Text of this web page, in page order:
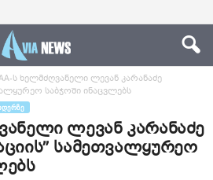
ს ხელმძღვანელი ლევან კარანაძე
საბჭოში ინაცვლებს
ლევან კარანაძე
სამეთვალყურეო